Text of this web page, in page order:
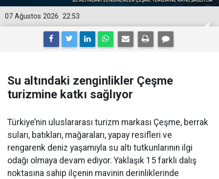
22:53
07 Ağustos 2026
Su altındaki zenginlikler Çeşme
turizmine katkı sağlıyor
Türkiye’nin uluslararası turizm markası Çeşme, berrak
suları, batıkları, mağaraları, yapay resifleri ve
rengarenk deniz yaşamıyla su altı tutkunlarının ilgi
odağı olmaya devam ediyor. Yaklaşık 15 farklı dalış
noktasına sahip ilçenin mavinin derinliklerinde